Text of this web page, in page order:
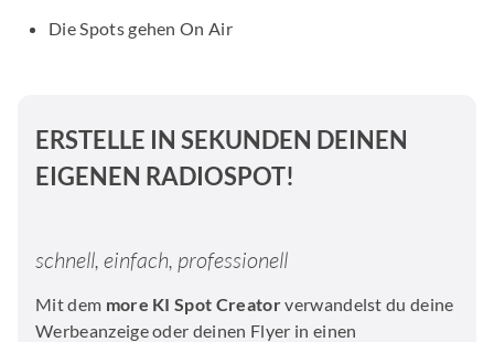
Die Spots gehen On Air
ERSTELLE IN SEKUNDEN DEINEN
EIGENEN RADIOSPOT!
schnell, einfach, professionell
Mit dem more KI Spot Creatorverwandelst du deine
Werbeanzeige oder deinen Flyer in einen